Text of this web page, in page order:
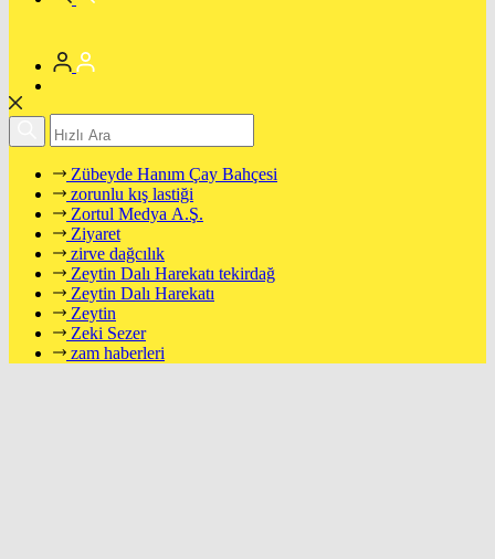
Zübeyde Hanım Çay Bahçesi
zorunlu kış lastiği
Zortul Medya A.Ş.
Ziyaret
zirve dağcılık
Zeytin Dalı Harekatı tekirdağ
Zeytin Dalı Harekatı
Zeytin
Zeki Sezer
zam haberleri